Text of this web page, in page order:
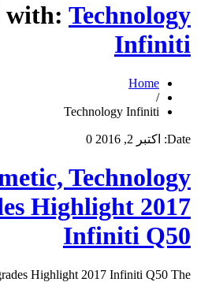
with: Technology
Infiniti
Home
/
Technology Infiniti
Date: اکتبر 2, 2016 0
Technology
Highlight 2017
Infiniti Q50
Highlight 2017 Infiniti Q50 The